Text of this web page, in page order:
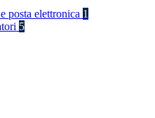
posta elettronica 1
5